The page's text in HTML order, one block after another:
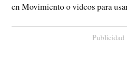
en Movimiento o videos para
Publicidad